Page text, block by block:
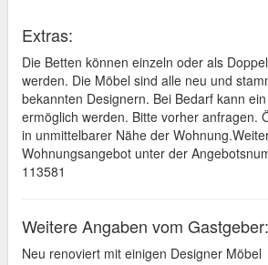
Extras:
Die Betten können einzeln oder als
werden. Die Möbel sind alle neu und
bekannten Designern. Bei Bedarf kann
ermöglich werden. Bitte vorher anfragen.
in unmittelbarer Nähe der
Wohnungsangebot unter der
113581
Weitere Angaben vom Gastgeber:
Neu renoviert mit einigen Designer Möbel